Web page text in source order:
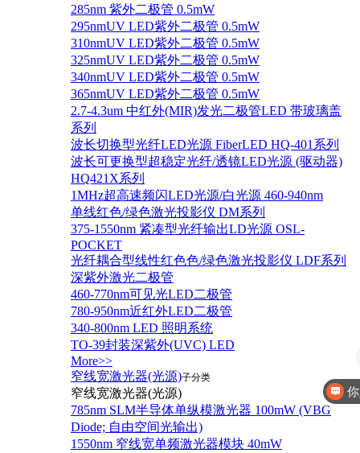
285nm 紫外二极管 0.5mW
295nmUV LED紫外二极管 0.5mW
310nmUV LED紫外二极管 0.5mW
325nmUV LED紫外二极管 0.5mW
340nmUV LED紫外二极管 0.5mW
365nmUV LED紫外二极管 0.5mW
2.7-4.3um 中红外(MIR)发光二极管LED 带玻璃盖
系列
波长切换型光纤LED光源 FiberLED HQ-401系列
波长可更换型超稳定光纤/透镜LED光源 (驱动器)
HQ421X系列
1MHz超高速频闪LED光源/白光源 460-940nm
单线红色/绿色激光投影仪 DM系列
375-1550nm 紧凑型光纤输出LD光源 OSL-
POCKET
光纤耦合型线性红色色/绿色激光投影仪 LDF系列
深紫外激光二极管
460-770nm可见光LED二极管
780-950nm近红外LED二极管
340-800nm LED 照明系统
TO-39封装深紫外(UVC) LED
More>>
窄线宽激光器(光源)子分类
窄线宽激光器(光源)
785nm SLM半导体单纵模激光器 100mW (VBG
Diode; 自由空间光输出)
1550nm 窄线宽单频激光器模块 40mW